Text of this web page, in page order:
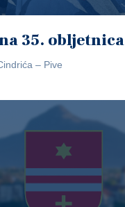
35. obljetnica
– Pive